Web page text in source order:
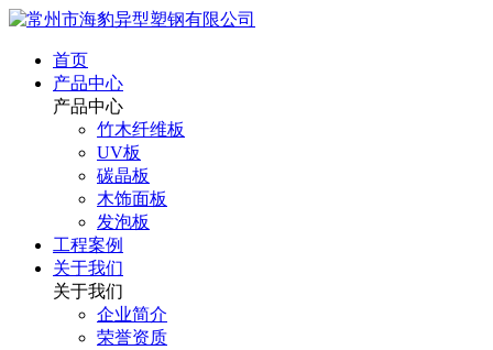
首页
产品中心
产品中心
竹木纤维板
UV板
碳晶板
木饰面板
发泡板
工程案例
关于我们
关于我们
企业简介
荣誉资质